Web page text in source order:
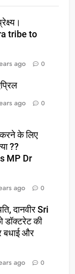
tribe to
ago 0
ago 0
के लिए
??
MP Dr
ago 0
दानवीर Sri
डॉक्टरेट की
बधाई और
ago 0